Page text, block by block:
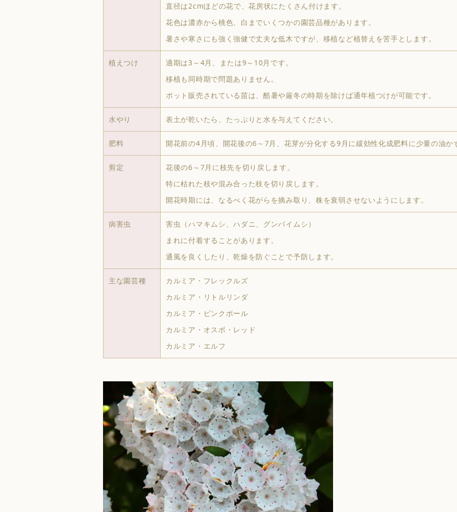
直径は2cmほどの花で、花房状にたくさん付けます。
花色は濃赤から桃色、白までいくつかの園芸品種があります。
暑さや寒さにも強く強健で丈夫な低木ですが、移植など植替えを苦手とします。
植えつけ
適期は3～4月、または9～10月です。
移植も同時期で問題ありません。
ポット販売されている苗は、酷暑や厳冬の時期を除けば通年植つけが可能です。
水やり 表土が乾いたら、たっぷりと水を与えてください。
肥料 開花前の4月頃、開花後の6～7月、花芽が分化する9月に緩効性化成肥料に少量の油
剪定
花後の6～7月に枝先を切り戻します。
特に枯れた枝や混み合った枝を切り戻します。
開花時期には、なるべく花がらを摘み取り、株を衰弱させないようにします。
病害虫
害虫（ハマキムシ、ハダニ、グンバイムシ）
まれに付着することがあります。
通風を良くしたり、乾燥を防ぐことで予防します。
主な園芸種
カルミア・フレックルズ
カルミア・リトルリンダ
カルミア・ピンクボール
カルミア・オスボ・レッド
カルミア・エルフ